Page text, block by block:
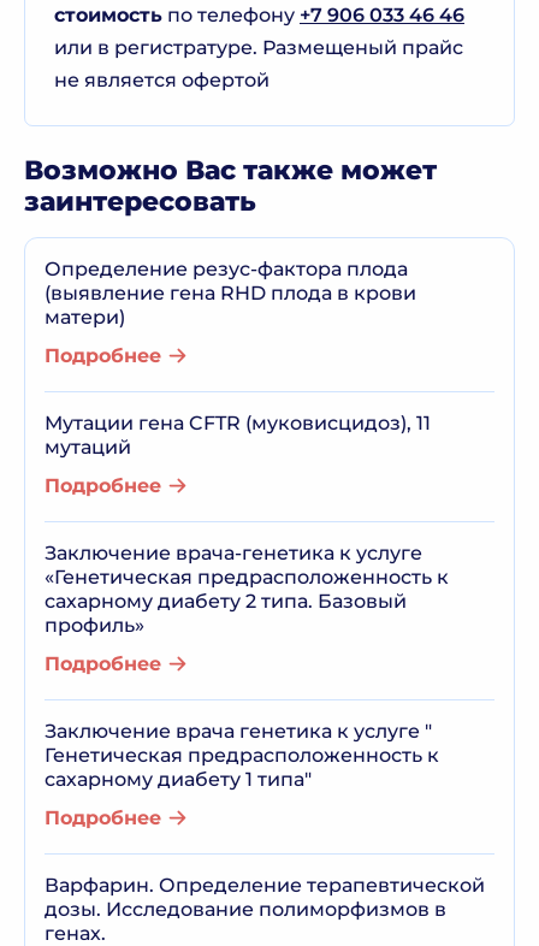
стоимость по телефону +7 906 033 46 46
или в регистратуре. Размещеный прайс
не является офертой
Возможно Вас также может
заинтересовать
Определение резус-фактора плода
(выявление гена RHD плода в крови
матери)
Подробнее
Мутации гена CFTR (муковисцидоз), 11
мутаций
Подробнее
Заключение врача-генетика к услуге
«Генетическая предрасположенность к
сахарному диабету 2 типа. Базовый
профиль»
Подробнее
Заключение врача генетика к услуге "
Генетическая предрасположенность к
сахарному диабету 1 типа"
Подробнее
Варфарин. Определение терапевтической
дозы. Исследование полиморфизмов в
генах.